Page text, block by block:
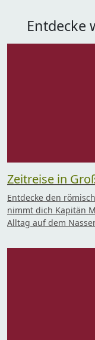
Entdecke
Zeitreise in
Entdecke den
nimmt dich Kapitän
Alltag auf dem